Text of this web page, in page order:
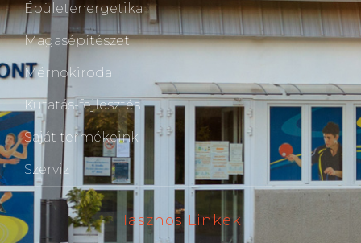
Épületenergetika
Magasépítészet
Mérnökiroda
Kutatás-fejlesztés
Saját termékeink
Szerviz
Hasznos Linkek